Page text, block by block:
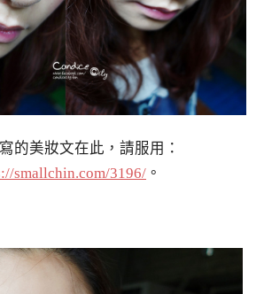
的美妝文在此，請服用：
smallchin.com/3196/ 。